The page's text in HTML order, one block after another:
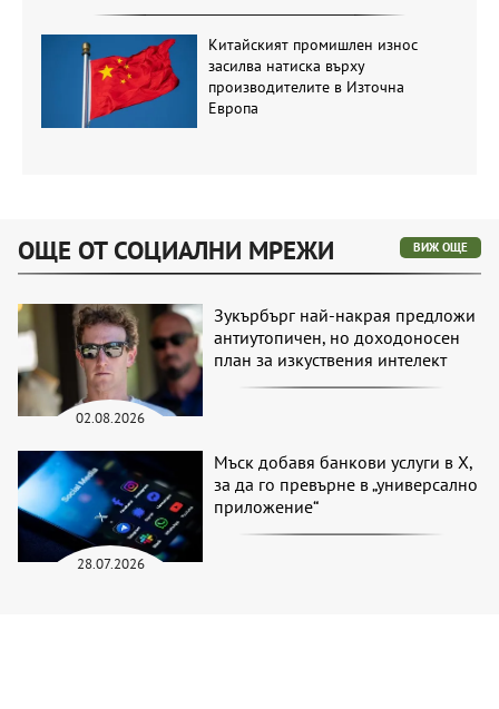
Китайският промишлен износ
засилва натиска върху
производителите в Източна
Европа
ОЩЕ ОТ СОЦИАЛНИ МРЕЖИ ВИЖ ОЩЕ
02.08.2026
Зукърбърг най-накрая предложи
антиутопичен, но доходоносен
план за изкуствения интелект
28.07.2026
Мъск добавя банкови услуги в X,
за да го превърне в „универсално
приложение“